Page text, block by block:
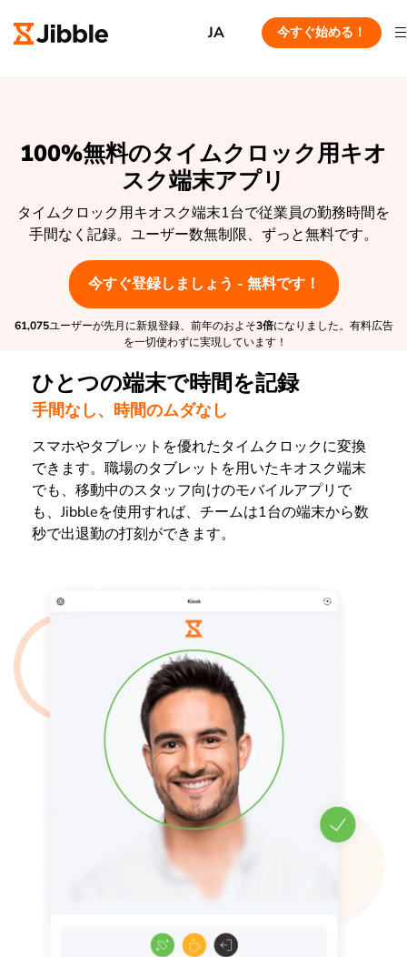
JA 今すぐ始める！
100%無料のタイムクロック用キオ
スク端末アプリ
タイムクロック用キオスク端末1台で従業員の勤務時間を
手間なく記録。ユーザー数無制限、ずっと無料です。
今すぐ登録しましょう - 無料です！
61,075ユーザーが先月に新規登録、前年のおよそ3倍になりました。有料広告
を一切使わずに実現しています！
ひとつの端末で時間を記録
手間なし、時間のムダなし
スマホやタブレットを優れたタイムクロックに変換
できます。職場のタブレットを用いたキオスク端末
でも、移動中のスタッフ向けのモバイルアプリで
も、Jibbleを使用すれば、チームは1台の端末から数
秒で出退勤の打刻ができます。